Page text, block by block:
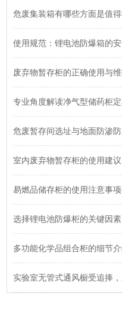
危废集装箱有哪些方面是值
使用规范：锂电池防爆箱的
废弃物暂存柜的正确使用与
专业角度解读净气型储药柜
危废暂存间选址与地面防渗
室内废弃物暂存柜的使用建议
易燃品储存柜的使用注意事
选择锂电池防爆柜的关键因素
多功能化学品组合柜的细节
实验室无管式通风橱受追捧